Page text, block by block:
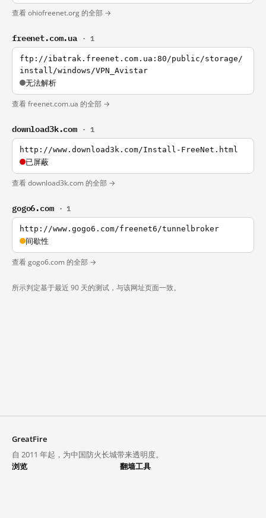
查看 ohiofreenet.org 的全部 →
freenet.com.ua · 1
ftp://ibatrak.freenet.com.ua:80/public/storage/
install/windows/VPN_Avistar
无法解析
查看 freenet.com.ua 的全部 →
download3k.com · 1
http://www.download3k.com/Install-FreeNet.html
已屏蔽
查看 download3k.com 的全部 →
gogo6.com · 1
http://www.gogo6.com/freenet6/tunnelbroker
间歇性
查看 gogo6.com 的全部 →
所示判定基于最近 90 天的测试，与该网址页面一致。
GreatFire
自 2011 年起，为中国防火长城带来透明度。
浏览
翻墙工具